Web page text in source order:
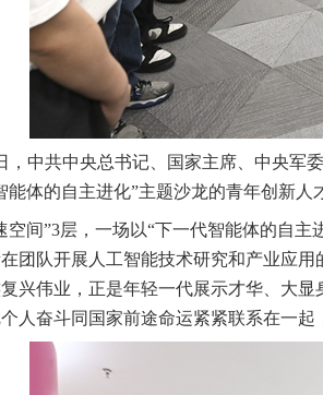
，中共中央总书记、国家主席、中央军
能体的自主进化”主题沙龙的青年创新
空间”3层，一场以“下一代智能体的自
团队开展人工智能技术研究和产业应
兴伟业，正是年轻一代展示才华、大
人奋斗同国家前途命运紧紧联系在一